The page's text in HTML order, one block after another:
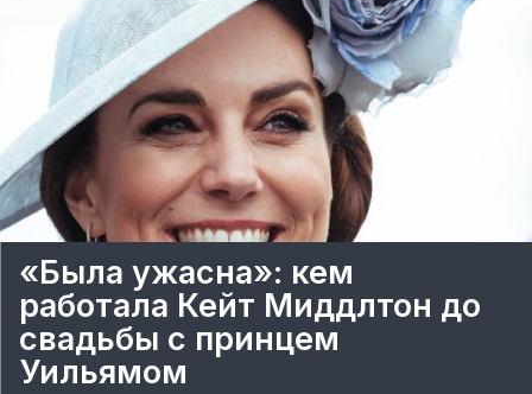
«Была ужасна»: кем
работала Кейт Миддлтон до
свадьбы с принцем
Уильямом